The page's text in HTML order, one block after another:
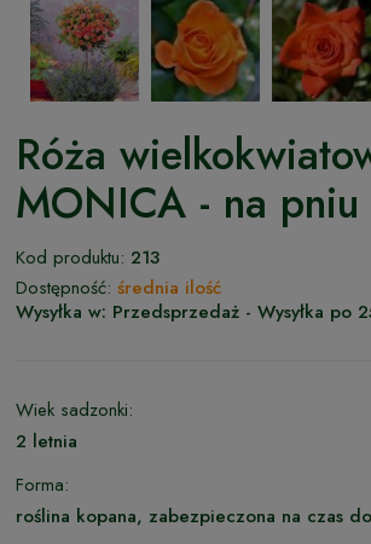
Róża
MONICA - na pniu
Kod produktu: 213
Dostępność: średnia ilość
Wysyłka w: Przedsprzedaż - Wysyłka po
Wiek sadzonki:
2 letnia
Forma:
roślina kopana, zabezpieczona na czas